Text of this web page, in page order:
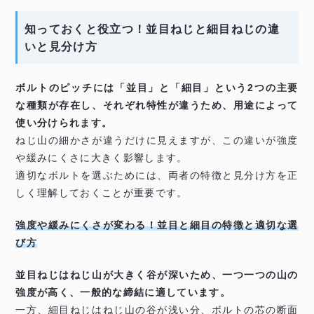
知っておくと役立つ！並目ねじと細目ねじの違
いと見分け方
ボルトのピッチには「並目」と「細目」という2つの主要
な種類が存在し、それぞれ特性が違うため、用途によって
使い分けられます。
ねじ山の細かさが違うだけに見えますが、この違いが強度
や緩みにくさに大きく影響します。
適切なボルトを選ぶためには、両者の特徴と見分け方を正
しく理解しておくことが重要です。
強度や緩みにくさが変わる！並目と細目の特徴と適切な選
び方
並目ねじはねじ山が大きく谷が深いため、一つ一つの山の
強度が高く、一般的な締結に適しています。
一方、細目ねじはねじ山の谷が浅い分、ボルトの芯の断面